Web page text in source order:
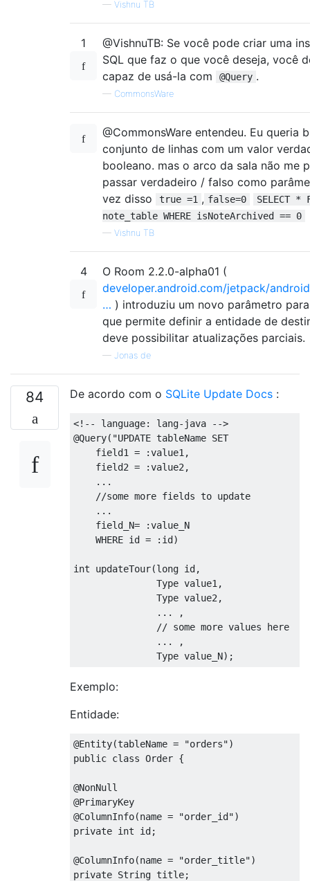
— Vishnu TB
1
@VishnuTB: Se você pode criar uma
SQL que faz o que você deseja, você
capaz de usá-la com
@Query .
— CommonsWare
@CommonsWare entendeu. Eu queria
conjunto de linhas com um valor
booleano. mas o arco da sala não me
passar verdadeiro / falso como
vez disso
true =1 , false=0
SELECT *
note_table WHERE isNoteArchived == 0
— Vishnu TB
4
O Room 2.2.0-alpha01 (
developer.android.com/jetpack/
… ) introduziu um novo parâmetro
que permite definir a entidade de
deve possibilitar atualizações parciais.
— Jonas de
84 De acordo com o SQLite Update Docs :
<!-- language: lang-java -->
@Query("UPDATE tableName SET
    field1 = :value1,
    field2 = :value2,
    ...
    //some more fields to update
    ...
    field_N= :value_N
    WHERE id = :id)
int updateTour(long id,
               Type value1,
               Type value2,
               ... ,
               // some more values here
               ... ,
               Type value_N);
Exemplo:
Entidade:
@Entity(tableName = "orders")
public class Order {
@NonNull
@PrimaryKey
@ColumnInfo(name = "order_id")
private int id;
@ColumnInfo(name = "order_title")
private String title;